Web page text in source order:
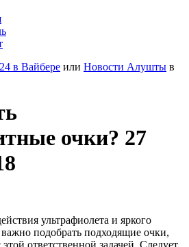
в Вайбере или Новости Алушты в
очки? 27
ультрафиолета и яркого
важно подобрать подходящие очки,
ответственной задачей. Следует